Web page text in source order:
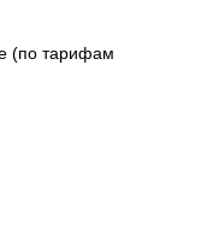
(по тарифам